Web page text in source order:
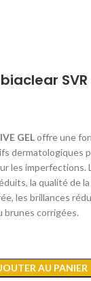
GELoffre une
dermatologiques
les imperfections.
la qualité de
les brillances
brunes corrigées.
AU PANIER